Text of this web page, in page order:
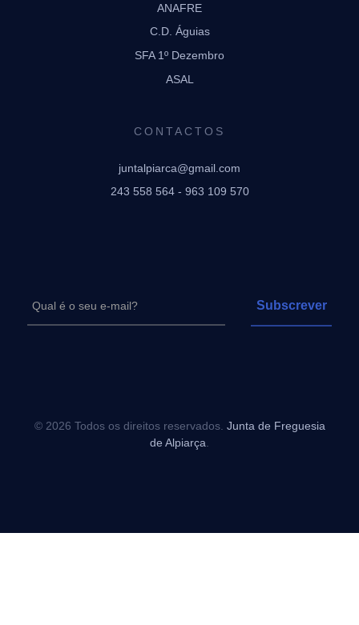
ANAFRE
C.D. Águias
SFA 1º Dezembro
ASAL
CONTACTOS
juntalpiarca@gmail.com
243 558 564 - 963 109 570
© 2026 Todos os direitos reservados. Junta de Freguesia
de Alpiarça